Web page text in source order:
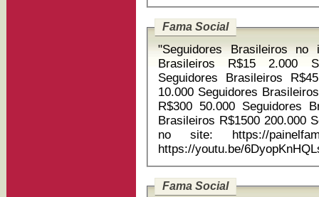
Fama Social
"Seguidores Brasileiros no instagram
Brasileiros R$15 2.000
Seguidores Brasileiros
10.000 Seguidores Brasileiros R$150 20.000 Seguidores Brasileiros
R$300 50.000 Seguidores Brasileiros R$750 100.000 Seguidores
Brasileiros R$1500 200.000 Seguidores Brasileiros R$3000 Compre
no site: https://
https://youtu.be/
Fama Social